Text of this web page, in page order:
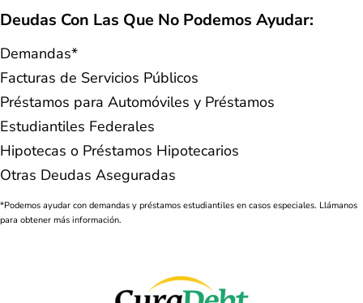
Deudas Con Las Que No Podemos Ayudar:
Demandas*
Facturas de Servicios Públicos
Préstamos para Automóviles y Préstamos
Estudiantiles Federales
Hipotecas o Préstamos Hipotecarios
Otras Deudas Aseguradas
*Podemos ayudar con demandas y préstamos estudiantiles en casos especiales. Llámanos
para obtener más información.